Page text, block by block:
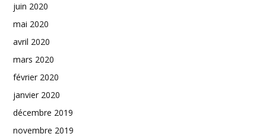
juin 2020
mai 2020
avril 2020
mars 2020
février 2020
janvier 2020
décembre 2019
novembre 2019